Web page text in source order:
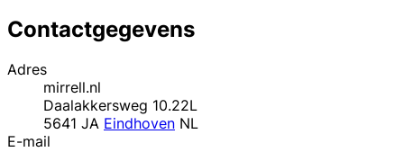
Contactgegevens
Adres
mirrell.nl
Daalakkersweg 10.22L
5641 JA Eindhoven NL
E-mail